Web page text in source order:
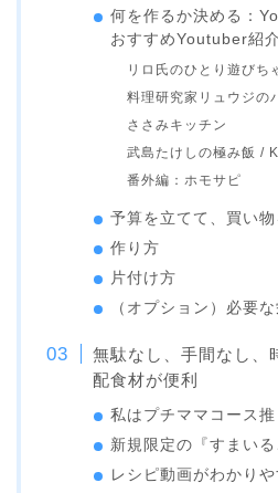
何を作るか決める：
おすすめYoutuber紹介
リロ氏のひとり遊びち
料理研究家リュウジの
ささみキッチン
武島たけしの極み飯 /
番外編：ホモサピ
予算を立てて、買い物
作り方
片付け方
（オプション）必要
無駄なし、手間なし、
配食材が便利
私はプチママコース推
新規限定の『すまい
レシピ動画がわかりや